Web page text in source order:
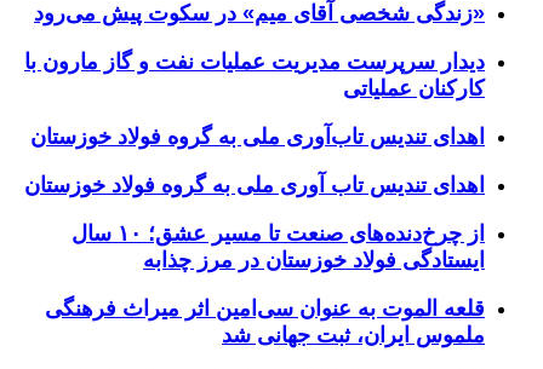
«زندگی شخصی آقای میم» در سکوت پیش می‌رود
دیدار سرپرست مدیریت عملیات نفت و گاز مارون با
کارکنان عملیاتی
اهدای تندیس تاب‌آوری ملی به گروه فولاد خوزستان
اهدای تندیس تاب آوری ملی به گروه فولاد خوزستان
از چرخ‌دنده‌های صنعت تا مسیر عشق؛ ۱۰ سال
ایستادگی فولاد خوزستان در مرز چذابه
قلعه الموت به عنوان سی‌امین اثر میراث‌ فرهنگی
ملموس ایران، ثبت جهانی شد